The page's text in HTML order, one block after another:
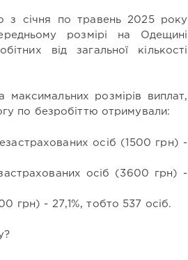
з січня по травень 2025 року
розмірі на Одещині
від загальної кількості
максимальних розмірів виплат,
по безробіттю отримували:
осіб (1500 грн) -
осіб (3600 грн) -
грн) - 27,1%, тобто 537 осіб.